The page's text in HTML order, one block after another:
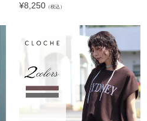
¥8,250 （税込）